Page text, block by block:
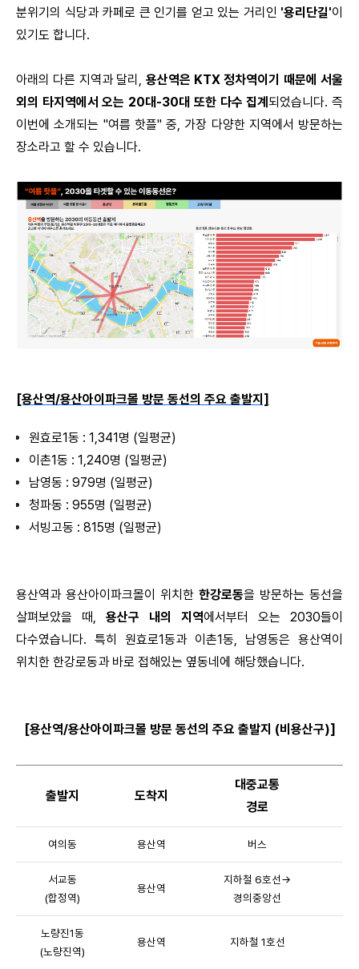
분위기의 식당과 카페로 큰 인기를 얻고 있는 거리인 '용리단길'이
있기도 합니다.
아래의 다른 지역과 달리, 용산역은 KTX 정차역이기 때문에 서울
외의 타지역에서 오는 20대-30대 또한 다수 집계되었습니다. 즉
이번에 소개되는 "여름 핫플" 중, 가장 다양한 지역에서 방문하는
장소라고 할 수 있습니다.
[용산역/용산아이파크몰 방문 동선의 주요 출발지]
원효로1동 : 1,341명 (일평균)
이촌1동 : 1,240명 (일평균)
남영동 : 979명 (일평균)
청파동 : 955명 (일평균)
서빙고동 : 815명 (일평균)
용산역과 용산아이파크몰이 위치한 한강로동을 방문하는 동선을
살펴보았을 때, 용산구 내의 지역에서부터 오는 2030들이
다수였습니다. 특히 원효로1동과 이촌1동, 남영동은 용산역이
위치한 한강로동과 바로 접해있는 옆동네에 해당했습니다.
[용산역/용산아이파크몰 방문 동선의 주요 출발지 (비용산구)]
출발지 도착지
대중교통
경로
여의동 용산역 버스
서교동
(합정역)
용산역
지하철 6호선→
경의중앙선
노량진1동
(노량진역)
용산역 지하철 1호선